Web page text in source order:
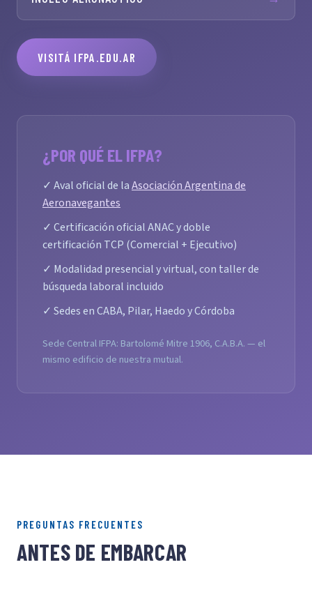
VISITÁ IFPA.EDU.AR
¿POR QUÉ EL IFPA?
✓ Aval oficial de laAsociación Argentina de
Aeronavegantes
✓ Certificación oficial ANAC y doble
certificación TCP (Comercial + Ejecutivo)
✓ Modalidad presencial y virtual, con taller de
búsqueda laboral incluido
✓ Sedes en CABA, Pilar, Haedo y Córdoba
Sede Central IFPA: Bartolomé Mitre 1906, C.A.B.A. — el
mismo edificio de nuestra mutual.
PREGUNTAS FRECUENTES
ANTES DE EMBARCAR